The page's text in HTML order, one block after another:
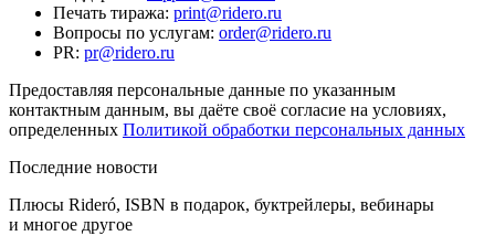
Печать тиража: print@ridero.ru
Вопросы по услугам: order@ridero.ru
PR: pr@ridero.ru
Предоставляя персональные данные по указанным
контактным данным, вы даёте своё согласие на условиях,
определенных Политикой обработки персональных данных
Последние новости
Плюсы Rideró, ISBN в подарок, буктрейлеры, вебинары
и многое другое